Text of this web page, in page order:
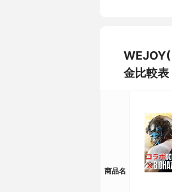
金比較表
商品名